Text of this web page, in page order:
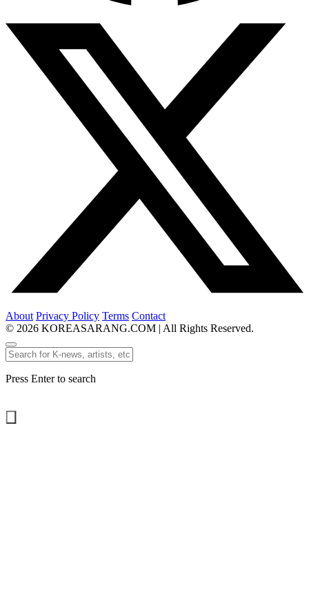
About Privacy Policy Terms Contact
© 2026 KOREASARANG.COM | All Rights Reserved.
Press Enter to search